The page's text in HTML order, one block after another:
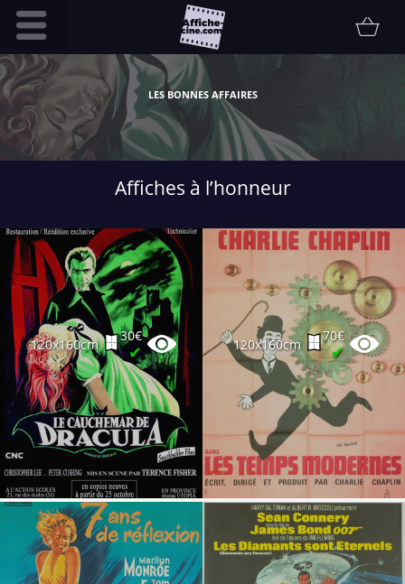
Accueil
Infos pratiques
Affiche
Promotions
FAQ
Communauté
Collectionneur
Vendu
Thématiques
Partenaires
Vendre
LES BONNES AFFAIRES
Affiches à l’honneur
120x160cm
30€
✔ 120x160cm
70€
✔